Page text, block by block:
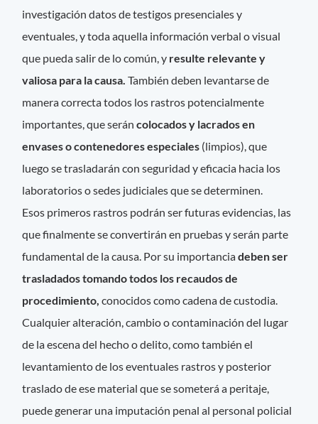
investigación datos de testigos presenciales y
eventuales, y toda aquella información verbal o visual
que pueda salir de lo común, y resulte relevante y
valiosa para la causa. También deben levantarse de
manera correcta todos los rastros potencialmente
importantes, que seráncolocados y lacrados en
envases o contenedores especiales (limpios), que
luego se trasladarán con seguridad y eficacia hacia los
laboratorios o sedes judiciales que se determinen.
Esos primeros rastros podrán ser futuras evidencias, las
que finalmente se convertirán en pruebas y serán parte
fundamental de la causa. Por su importanciadeben ser
trasladados tomando todos los recaudos de
procedimiento, conocidos como cadena de custodia.
Cualquier alteración, cambio o contaminación del lugar
de la escena del hecho o delito, como también el
levantamiento de los eventuales rastros y posterior
traslado de ese material que se someterá a peritaje,
puede generar una imputación penal al personal policial